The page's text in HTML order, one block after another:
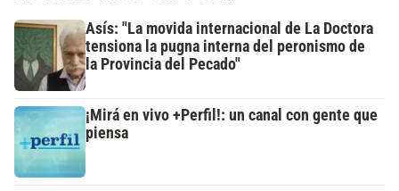
Asís: "La movida internacional de La Doctora
tensiona la pugna interna del peronismo de
la Provincia del Pecado"
¡Mirá en vivo +Perfil!: un canal con gente que
piensa